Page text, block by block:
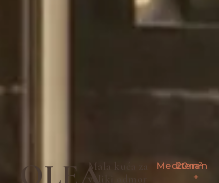
OLEAMala kuća za
veliki odmor
Mediteran
20m²
+